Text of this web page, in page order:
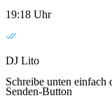
19:18 Uhr
DJ Lito
Schreibe unten
Senden-Button